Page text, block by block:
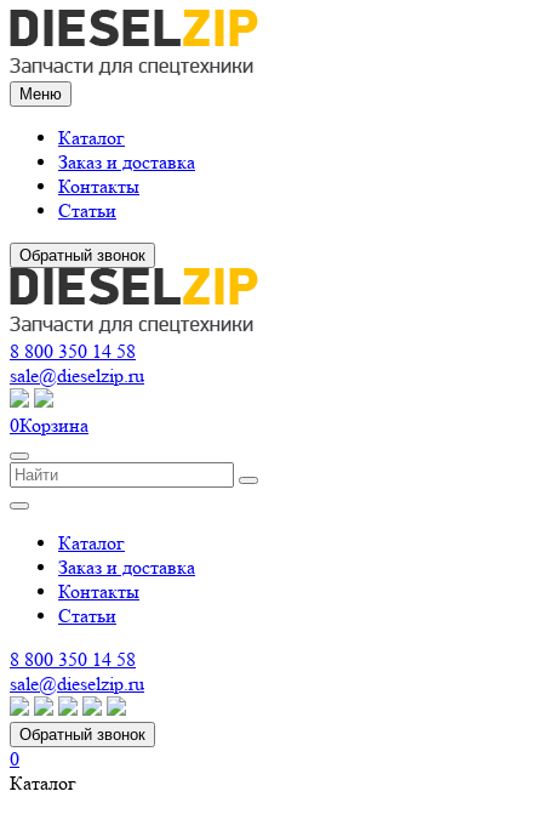
Меню
Каталог
Заказ и доставка
Контакты
Статьи
Обратный звонок
8 800 350 14 58
sale@dieselzip.ru
0Корзина
Каталог
Заказ и доставка
Контакты
Статьи
8 800 350 14 58
sale@dieselzip.ru
Обратный звонок
0
Каталог